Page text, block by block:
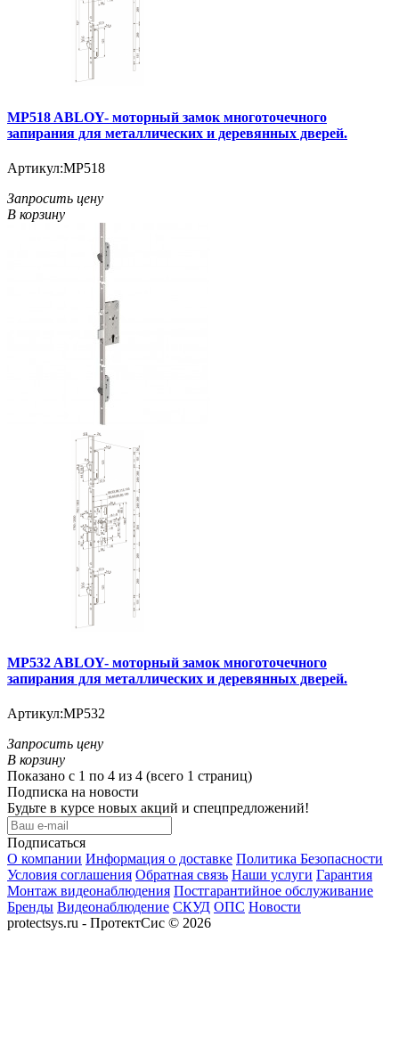
MP518 ABLOY- моторный замок многоточечного
запирания для металлических и деревянных дверей.
Артикул:MP518
Запросить цену
В корзину
MP532 ABLOY- моторный замок многоточечного
запирания для металлических и деревянных дверей.
Артикул:MP532
Запросить цену
В корзину
Показано с 1 по 4 из 4 (всего 1 страниц)
Подписка на новости
Будьте в курсе новых акций и спецпредложений!
Подписаться
О компании Информация о доставке Политика Безопасности
Условия соглашения Обратная связь Наши услуги Гарантия
Монтаж видеонаблюдения Постгарантийное обслуживание
Бренды Видеонаблюдение СКУД ОПС Новости
protectsys.ru - ПротектСис © 2026